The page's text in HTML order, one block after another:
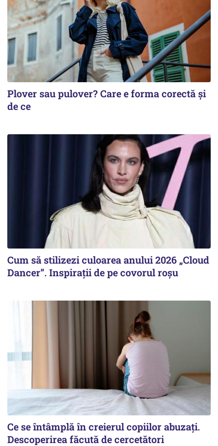
Plover sau pulover? Care e forma corectă și
de ce
Cum să stilizezi culoarea anului 2026 „Cloud
Dancer”. Inspirații de pe covorul roșu
Ce se întâmplă în creierul copiilor abuzați.
Descoperirea făcută de cercetători